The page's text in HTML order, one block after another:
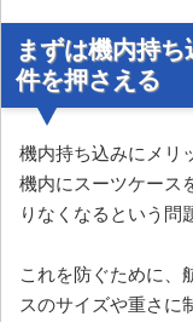
まずは機内持
件を押さえる
機内持ち込みにメリ
機内にスーツケース
りなくなるという問
これを防ぐために、
スのサイズや重さに